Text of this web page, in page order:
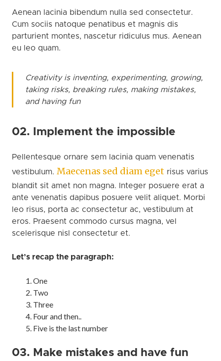
Aenean lacinia bibendum nulla sed consectetur.
Cum sociis natoque penatibus et magnis dis
parturient montes, nascetur ridiculus mus. Aenean
eu leo quam.
Creativity is inventing, experimenting, growing,
taking risks, breaking rules, making mistakes,
and having fun
02. Implement the impossible
Pellentesque ornare sem lacinia quam venenatis
vestibulum. Maecenas sed diam eget risus varius
blandit sit amet non magna. Integer posuere erat a
ante venenatis dapibus posuere velit aliquet. Morbi
leo risus, porta ac consectetur ac, vestibulum at
eros. Praesent commodo cursus magna, vel
scelerisque nisl consectetur et.
Let’s recap the paragraph:
One
Two
Three
Four and then..
Five is the last number
03. Make mistakes and have fun